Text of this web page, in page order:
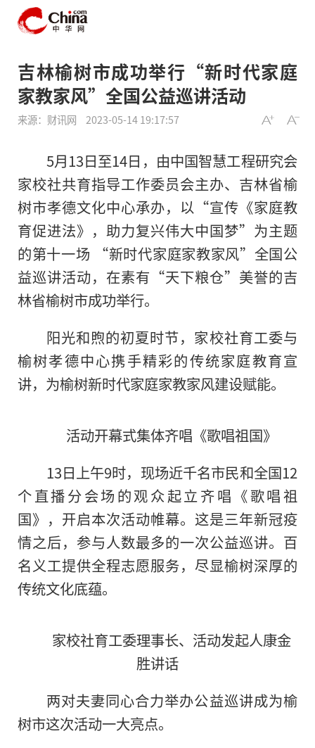
吉林榆树市成功举行“新时代家庭
家教家风”全国公益巡讲活动
来源：财讯网 2023-05-14 19:17:57
5月13日至14日，由中国智慧工程研究会
家校社共育指导工作委员会主办、吉林省榆
树市孝德文化中心承办，以“宣传《家庭教
育促进法》，助力复兴伟大中国梦”为主题
的第十一场 “新时代家庭家教家风”全国公
益巡讲活动，在素有“天下粮仓”美誉的吉
林省榆树市成功举行。
阳光和煦的初夏时节，家校社育工委与
榆树孝德中心携手精彩的传统家庭教育宣
讲，为榆树新时代家庭家教家风建设赋能。
活动开幕式集体齐唱《歌唱祖国》
13日上午9时，现场近千名市民和全国12
个直播分会场的观众起立齐唱《歌唱祖
国》，开启本次活动帷幕。这是三年新冠疫
情之后，参与人数最多的一次公益巡讲。百
名义工提供全程志愿服务，尽显榆树深厚的
传统文化底蕴。
家校社育工委理事长、活动发起人康金
胜讲话
两对夫妻同心合力举办公益巡讲成为榆
树市这次活动一大亮点。